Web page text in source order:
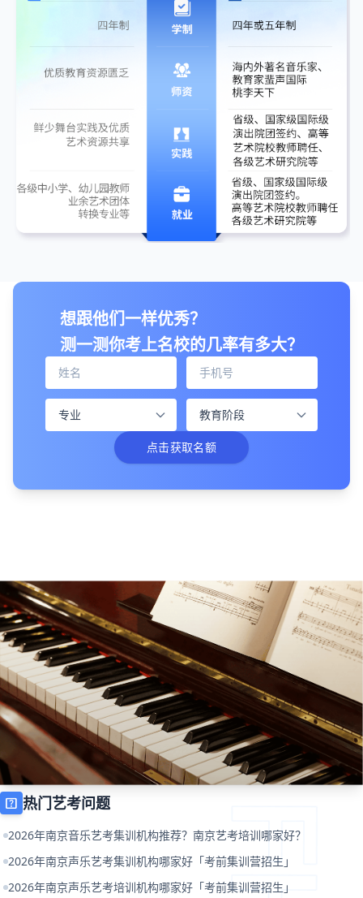
想跟他们一样优秀？
测一测你考上名校的几率有多大？
点击获取名额
help_center 热门艺考问题
2026年南京音乐艺考集训机构推荐？南京艺考培训哪家好？
2026年南京声乐艺考集训机构哪家好「考前集训营招生」
2026年南京声乐艺考培训机构哪家好「考前集训营招生」